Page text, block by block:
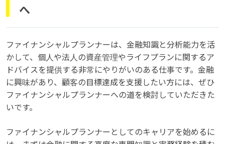
へ
ファイナンシャルプランナーは、金融知識と分析能力を活
かして、個人や法人の資産管理やライフプランに関するア
ドバイスを提供する非常にやりがいのある仕事です。金融
に興味があり、顧客の目標達成を支援したい方には、ぜひ
ファイナンシャルプランナーへの道を検討していただきた
いです。
ファイナンシャルプランナーとしてのキャリアを始めるに